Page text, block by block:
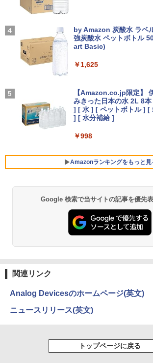
ン Windows11 Win11
￥26,800
D テンキー 8世代Core
SD512GB メモリ
Type-C 指紋認証
11 送料無料 中古ノー
￥39,600
5
【ランキング1位！】
ー:8GB SSD:1TB最大
フルHD液晶 テンキー
ードwindows11搭載
期設定済 IPS広視野角
C パソコン テレワーク
￥45,980
C対応 miniHDMI モニ
ディスプレイ ミニPC
V
￥10,999
4
【期間限定5%OFFク
で】 ゲーミングモニ
インチ 24インチ
ッカーレス 24.5型
カット ノングレア
ブラック MAXZEN
￥11,980
【16%OFF！8/11 1:59
ーミングモニター
HD 非光沢 200Hz
5ms sRGB 99% AMD
m HDR10 HDMI 2.0
特装版 （プレミアム
￥2,420
ド版 俺たちのフィール
一 中古コミック 漫画
【中古】
【2026年アップグレード
軽量 ブルートゥースHi-
付き 防水 タッチ式音量
学/WEB会議(ホワイト)
￥1,964
リング ANC 36時間再生
￥250
￥250
by Amazon 炭酸水 ラベ
強炭酸水 ペットボトル
art Basic)
￥1,625
【Amazon.co.jp限定】
みきった日本の水 2L 8
] [ 水 ] [ ペットボトル ] [
] [ 水分補給 ]
￥998
Amazonランキングをもっと見
薬屋のひとりごと 17巻 (
ンガンコミックス)
￥770
￥832
￥594
Google 検索で当サイトの記事を優先
関連リンク
Analog Devicesのホームページ(英文)
ニュースリリース(英文)
トップページに戻る